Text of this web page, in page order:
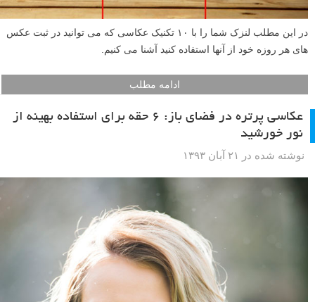
در این مطلب لنزک شما را با ۱۰ تکنیک عکاسی که می توانید در ثبت عکس
های هر روزه خود از آنها استفاده کنید آشنا می کنیم.
ادامه مطلب